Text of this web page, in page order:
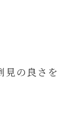
見の良さを